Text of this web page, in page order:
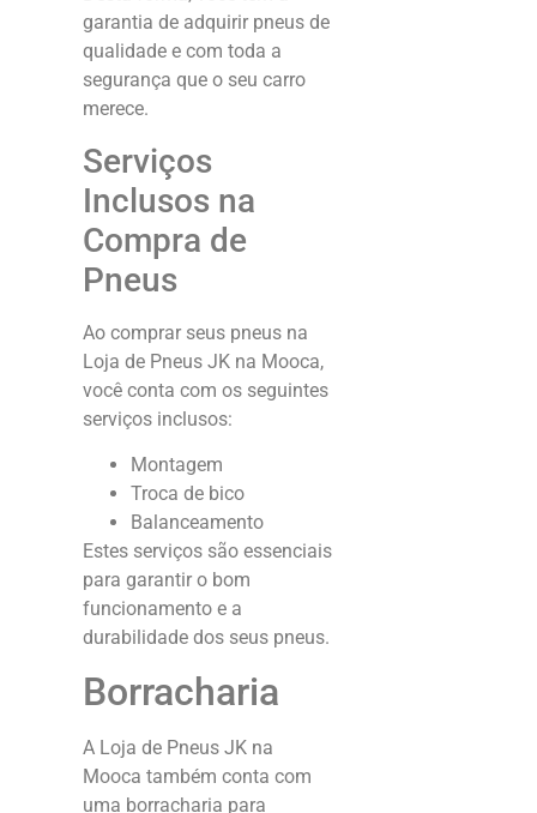
garantia de adquirir pneus de
qualidade e com toda a
segurança que o seu carro
merece.
Serviços
Inclusos na
Compra de
Pneus
Ao comprar seus pneus na
Loja de Pneus JK na Mooca,
você conta com os seguintes
serviços inclusos:
Montagem
Troca de bico
Balanceamento
Estes serviços são essenciais
para garantir o bom
funcionamento e a
durabilidade dos seus pneus.
Borracharia
A Loja de Pneus JK na
Mooca também conta com
uma borracharia para